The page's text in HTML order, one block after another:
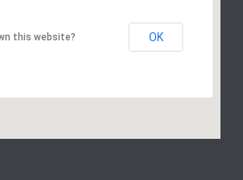
this website? OK